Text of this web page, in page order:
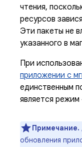
чтения,
ресурсов
Эти пакеты не
указанного в
При
приложении с
единственным
является
Примечание.
обновления